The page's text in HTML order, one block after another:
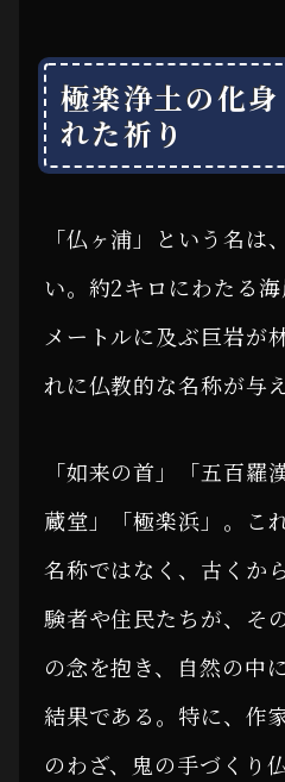
極楽浄土の化
れた祈り
「仏ヶ浦」という名は
い。約2キロにわたる
メートルに及ぶ巨岩が
れに仏教的な名称が与
「如来の首」「五百羅
蔵堂」「極楽浜」。こ
名称ではなく、古くか
験者や住民たちが、そ
の念を抱き、自然の中
結果である。特に、作
のわざ、鬼の手づくり